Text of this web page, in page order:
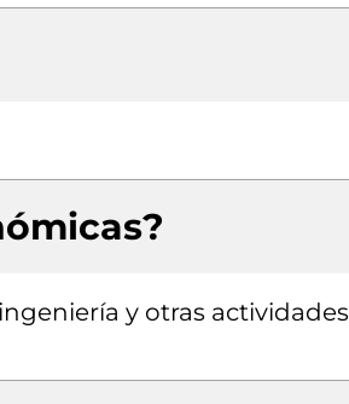
y otras actividades